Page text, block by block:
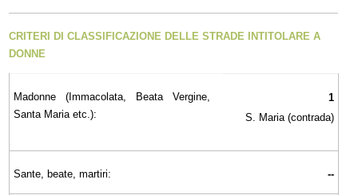
CRITERI DI CLASSIFICAZIONE DELLE STRADE INTITOLARE A
DONNE
Madonne (Immacolata, Beata Vergine,
Santa Maria etc.):
1
S. Maria (contrada)
Sante, beate, martiri: --